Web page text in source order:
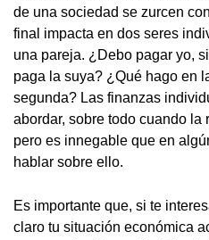
de una sociedad se zurcen
final impacta en dos seres
una pareja. ¿Debo pagar yo,
paga la suya? ¿Qué hago en
segunda? Las finanzas
abordar, sobre todo cuando
pero es innegable que en
hablar sobre ello.
Es importante que, si te
claro tu situación económica